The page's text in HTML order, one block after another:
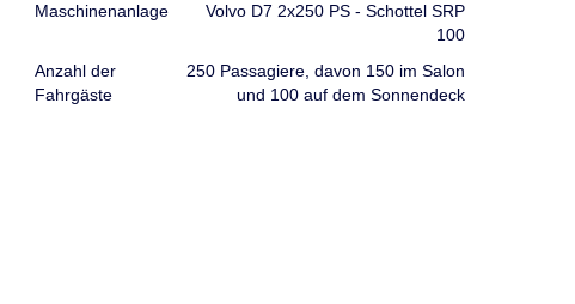
Maschinenanlage
Volvo D7 2x250 PS - Schottel SRP
100
Anzahl der
Fahrgäste
250 Passagiere, davon 150 im Salon
und 100 auf dem Sonnendeck